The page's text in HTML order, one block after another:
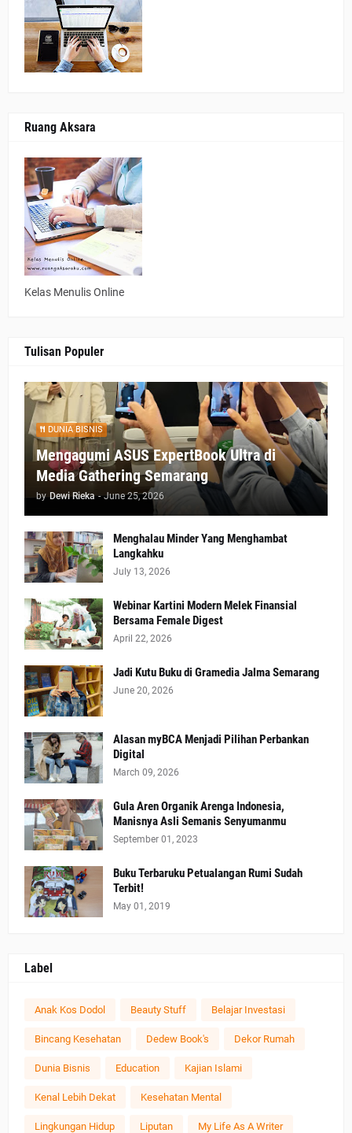
Ruang Aksara
Kelas Menulis Online
Tulisan Populer
DUNIA BISNIS
Mengagumi ASUS ExpertBook Ultra di
Media Gathering Semarang
by Dewi Rieka - June 25, 2026
Menghalau Minder Yang Menghambat
Langkahku
July 13, 2026
Webinar Kartini Modern Melek Finansial
Bersama Female Digest
April 22, 2026
Jadi Kutu Buku di Gramedia Jalma Semarang
June 20, 2026
Alasan myBCA Menjadi Pilihan Perbankan
Digital
March 09, 2026
Gula Aren Organik Arenga Indonesia,
Manisnya Asli Semanis Senyumanmu
September 01, 2023
Buku Terbaruku Petualangan Rumi Sudah
Terbit!
May 01, 2019
Label
Anak Kos Dodol Beauty Stuff Belajar Investasi
Bincang Kesehatan Dedew Book's Dekor Rumah
Dunia Bisnis Education Kajian Islami
Kenal Lebih Dekat Kesehatan Mental
Lingkungan Hidup Liputan My Life As A Writer